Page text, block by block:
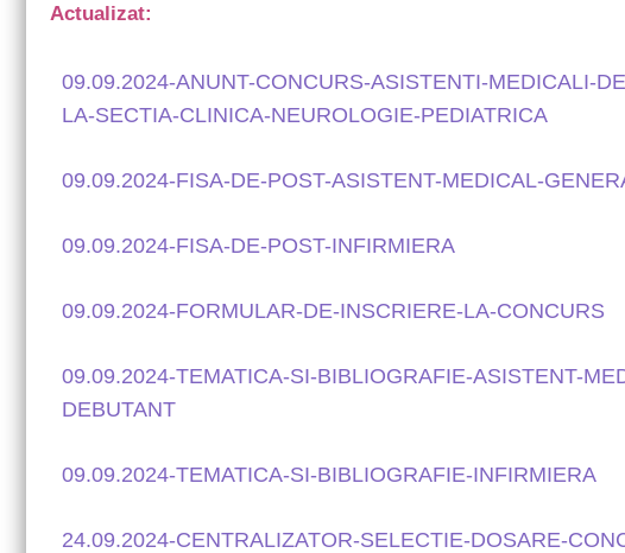
Actualizat:
09.09.2024-ANUNT-CONCURS-ASISTENTI-MEDICALI-
LA-SECTIA-CLINICA-NEUROLOGIE-PEDIATRICA
09.09.2024-FISA-DE-POST-ASISTENT-MEDICAL-
09.09.2024-FISA-DE-POST-INFIRMIERA
09.09.2024-FORMULAR-DE-INSCRIERE-LA-CONCURS
09.09.2024-TEMATICA-SI-BIBLIOGRAFIE-ASISTENT-
DEBUTANT
09.09.2024-TEMATICA-SI-BIBLIOGRAFIE-INFIRMIERA
24.09.2024-CENTRALIZATOR-SELECTIE-DOSARE-